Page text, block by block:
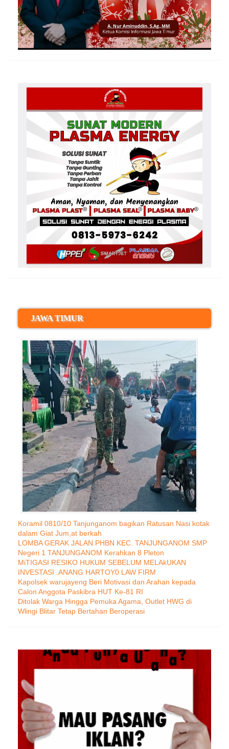
JAWA TIMUR
Koramil 0810/10 Tanjunganom bagikan Ratusan Nasi kotak
dalam Giat Jum,at berkah
LOMBA GERAK JALAN PHBN KEC. TANJUNGANOM SMP
Negeri 1 TANJUNGANOM Kerahkan 8 Pleton
MiTIGASI RESIKO HUKUM SEBELUM MELAkUKAN
INVESTASI .ANANG HARTOY0 LAW FIRM
Kapolsek warujayeng Beri Motivasi dan Arahan kepada
Calon Anggota Paskibra HUT Ke-81 RI
Ditolak Warga Hingga Pemuka Agama, Outlet HWG di
Wlingi Blitar Tetap Bertahan Beroperasi